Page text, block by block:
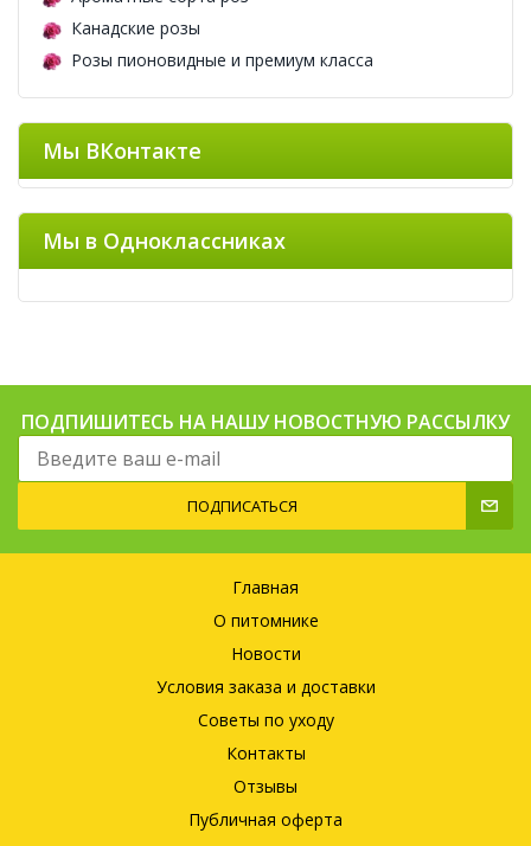
Канадские розы
Розы пионовидные и премиум класса
Мы ВКонтакте
Мы в Одноклассниках
ПОДПИШИТЕСЬ НА НАШУ НОВОСТНУЮ РАССЫЛКУ
ПОДПИСАТЬСЯ
Главная
О питомнике
Новости
Условия заказа и доставки
Советы по уходу
Контакты
Отзывы
Публичная оферта